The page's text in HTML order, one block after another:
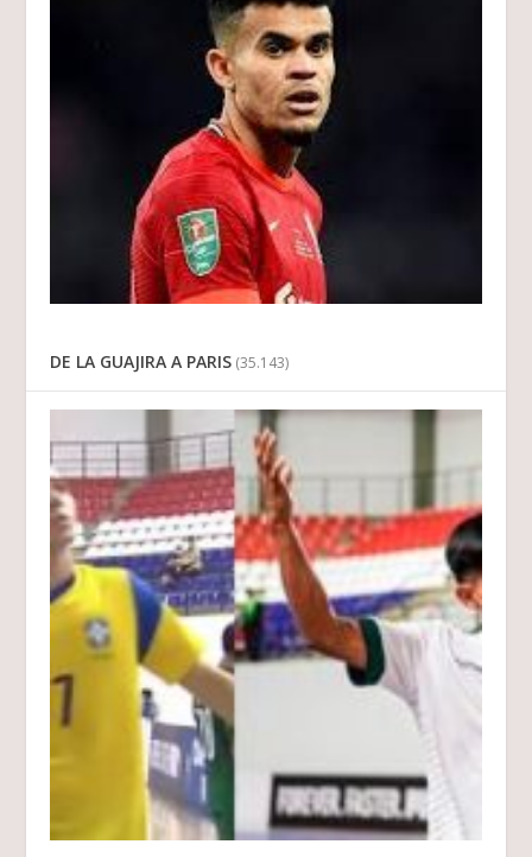
DE LA GUAJIRA A PARIS (35.143)